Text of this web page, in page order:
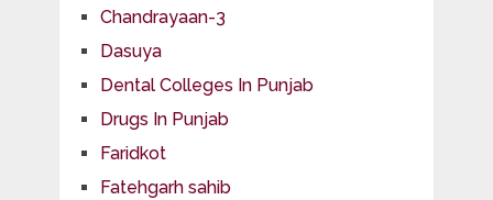
Chandrayaan-3
Dasuya
Dental Colleges In Punjab
Drugs In Punjab
Faridkot
Fatehgarh sahib